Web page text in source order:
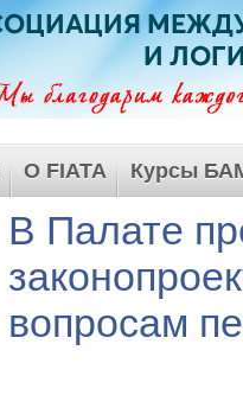
О FIATA Курсы
В Палате
вопросам